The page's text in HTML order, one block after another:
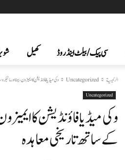
سی پیک /بیلٹ اینڈ روڈ کھیل
الرئيسية Uncategorized وکی میڈیا فاؤنڈیشن کا ایمیزون، میٹا اور
Uncategorized
وکی میڈیا فاؤنڈیشن کا
کے ساتھ تاریخی معاہدہ